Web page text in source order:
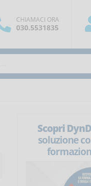
CHIAMACI ORA
030.5531835
Scopri
soluzione